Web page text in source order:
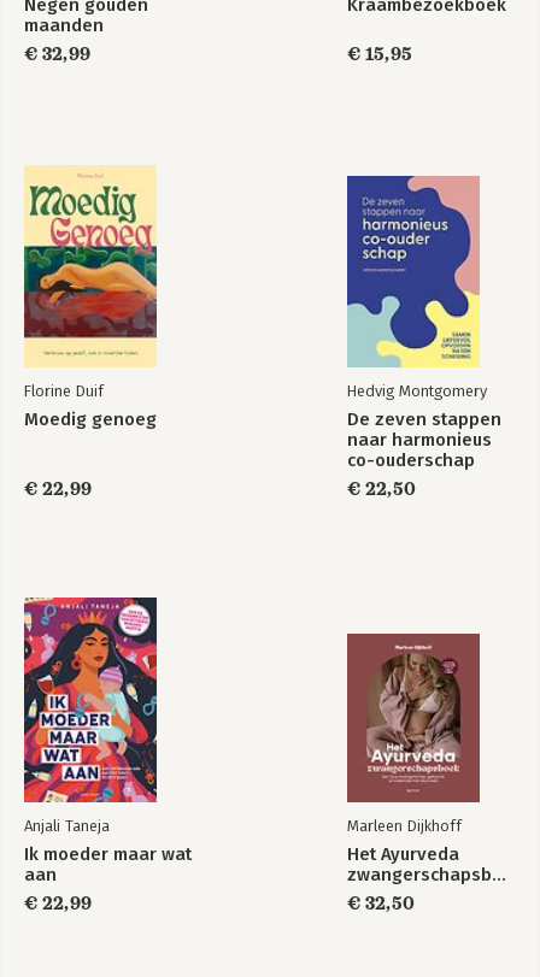
Negen gouden
maanden
€ 32,99
Kraambezoekboek
€ 15,95
Florine Duif
Moedig genoeg
€ 22,99
Hedvig Montgomery
De zeven stappen
naar harmonieus
co-ouderschap
€ 22,50
Anjali Taneja
Ik moeder maar wat
aan
€ 22,99
Marleen Dijkhoff
Het Ayurveda
zwangerschapsboek
€ 32,50